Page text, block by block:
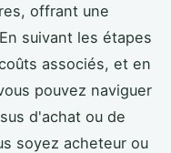
offrant une
suivant les étapes
associés, et en
pouvez naviguer
d'achat ou de
soyez acheteur ou